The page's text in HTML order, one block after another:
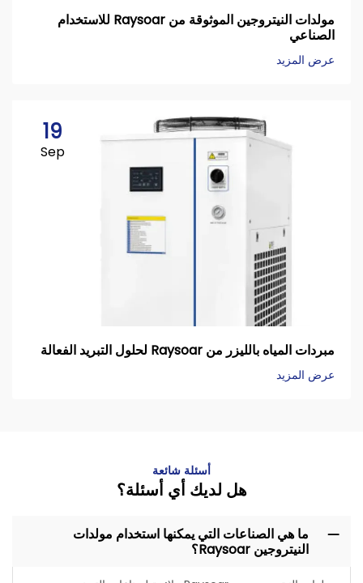
مولدات النيتروجين الموثوقة من Raysoar للاستخدام
الصناعي
عرض المزيد
19
Sep
مبردات المياه بالليزر من Raysoar لحلول التبريد الفعالة
عرض المزيد
أسئلة شائعة
هل لديك أي أسئلة؟
ما هي الصناعات التي يمكنها استخدام مولدات
النيتروجين Raysoar؟